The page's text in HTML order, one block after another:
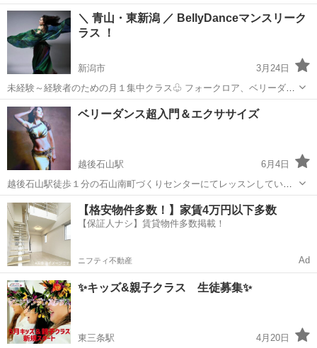
スタートしたばかりのフレッシュなクラスです💃 美容と健康重視のア
ットホームなクラス お忙しい日曜日対応の都度払いレッスン ご興味あ
る方ご連絡下さい🙇 講師...
新潟 新潟市 ベリーダンス
＼ 青山・東新潟 ／ BellyDanceマンスリーク
ラス ！
新潟市
3月24日
未経験～経験者のための月１集中クラス♧ フォークロア、ベリーダン
スをメインに開催しています。 【毎月・第4日曜日】 ●未経験、入門
者向けクラス／青山@新潟市 10:00-11:00 2500円 新潟青山カ...
新潟 新潟市 ベリーダンス クラス
ベリーダンス超入門＆エクササイズ
越後石山駅
6月4日
越後石山駅徒歩１分の石山南町づくりセンターにてレッスンしていま
す✨ 毎週土曜 🟡14:45〜15:15 30分クラス 500円 誰でもOK美容
健康クラス 🟡15:30〜16:30 初めて歓迎 ベリー...
新潟 新潟市 越後石山駅 ベリーダンス
インナーマッスル
【格安物件多数！】家賃4万円以下多数
【保証人ナシ】賃貸物件多数掲載！
ニフティ不動産 Ad
✨キッズ&親子クラス 生徒募集✨
東三条駅 4月20日